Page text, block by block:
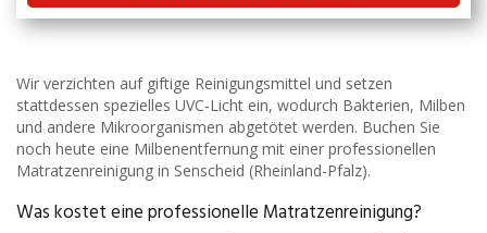
Wir verzichten auf giftige Reinigungsmittel und setzen
stattdessen spezielles UVC-Licht ein, wodurch Bakterien, Milben
und andere Mikroorganismen abgetötet werden. Buchen Sie
noch heute eine Milbenentfernung mit einer professionellen
Matratzenreinigung in Senscheid (Rheinland-Pfalz).
Was kostet eine professionelle Matratzenreinigung?